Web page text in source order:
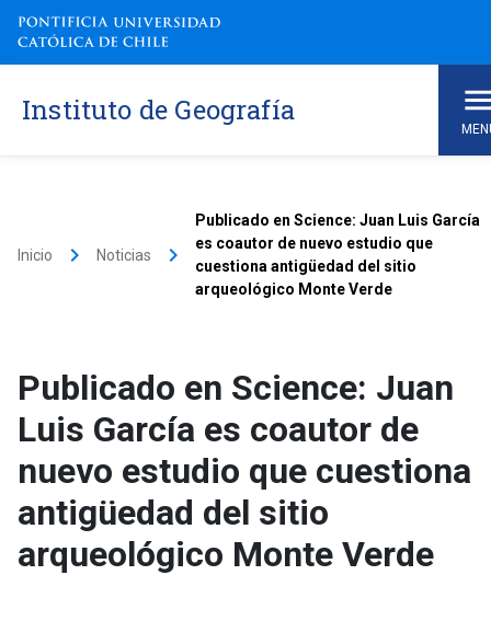
Instituto de Geografía
Inicio keyboard_arrow_right Noticias keyboard_arrow_right
Publicado en Science: Juan Luis García
es coautor de nuevo estudio que
cuestiona antigüedad del sitio
arqueológico Monte Verde
Publicado en Science: Juan
Luis García es coautor de
nuevo estudio que cuestiona
antigüedad del sitio
arqueológico Monte Verde